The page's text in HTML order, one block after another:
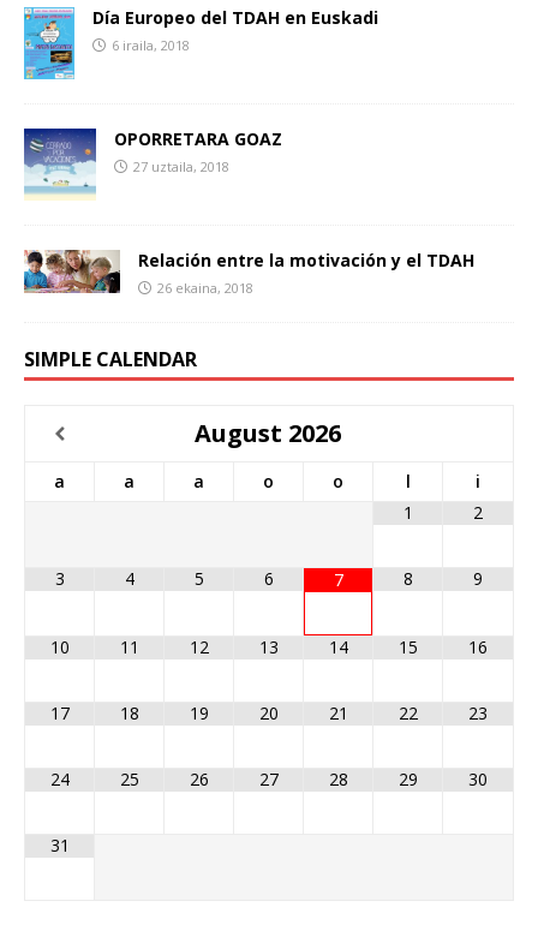
Día Europeo del TDAH en Euskadi
6 iraila, 2018
OPORRETARA GOAZ
27 uztaila, 2018
Relación entre la motivación y el TDAH
26 ekaina, 2018
SIMPLE CALENDAR
August 2026
a a a o o l
i
1
2
3 4 5 6 7 8 9
10 11 12 13 14 15 16
17 18 19 20 21 22 23
24 25 26 27 28 29 30
31